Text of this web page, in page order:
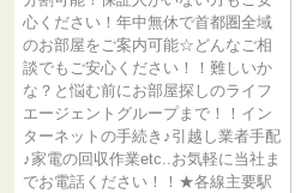
心ください！年中無休で首都圏全域
のお部屋をご案内可能☆どんなご相
談でもご安心ください！！難しいか
な？と悩む前にお部屋探しのライフ
エージェントグループまで！！イン
ターネットの手続き♪引越し業者手配
♪家電の回収作業etc..お気軽に当社ま
でお電話ください！！★各線主要駅